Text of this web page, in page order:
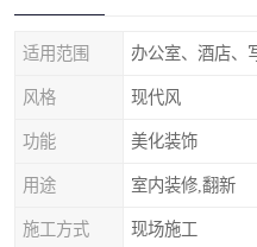
适用范围 办公室、酒店、
风格 现代风
功能 美化装饰
用途 室内装修,翻新
施工方式 现场施工